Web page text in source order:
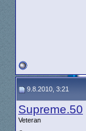
9.8.2010, 3:21
Supreme.50
Veteran